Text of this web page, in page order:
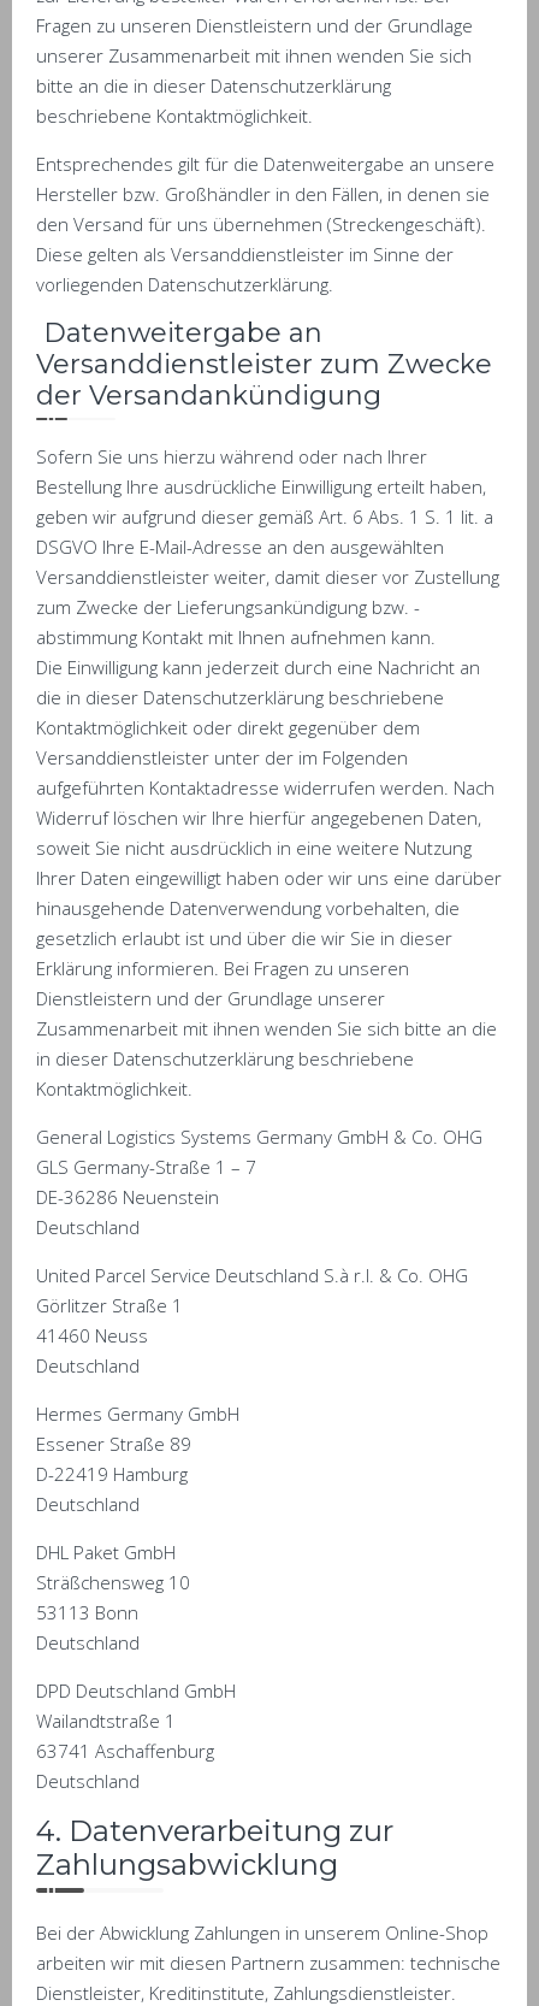
Fragen zu unseren Dienstleistern und der Grundlage
unserer Zusammenarbeit mit ihnen wenden Sie sich
bitte an die in dieser Datenschutzerklärung
beschriebene Kontaktmöglichkeit.
Entsprechendes gilt für die Datenweitergabe an unsere
Hersteller bzw. Großhändler in den Fällen, in denen sie
den Versand für uns übernehmen (Streckengeschäft).
Diese gelten als Versanddienstleister im Sinne der
vorliegenden Datenschutzerklärung.
Datenweitergabe an
Versanddienstleister zum Zwecke
der Versandankündigung
Sofern Sie uns hierzu während oder nach Ihrer
Bestellung Ihre ausdrückliche Einwilligung erteilt haben,
geben wir aufgrund dieser gemäß Art. 6 Abs. 1 S. 1 lit. a
DSGVO Ihre E-Mail-Adresse an den ausgewählten
Versanddienstleister weiter, damit dieser vor Zustellung
zum Zwecke der Lieferungsankündigung bzw. -
abstimmung Kontakt mit Ihnen aufnehmen kann.
Die Einwilligung kann jederzeit durch eine Nachricht an
die in dieser Datenschutzerklärung beschriebene
Kontaktmöglichkeit oder direkt gegenüber dem
Versanddienstleister unter der im Folgenden
aufgeführten Kontaktadresse widerrufen werden. Nach
Widerruf löschen wir Ihre hierfür angegebenen Daten,
soweit Sie nicht ausdrücklich in eine weitere Nutzung
Ihrer Daten eingewilligt haben oder wir uns eine darüber
hinausgehende Datenverwendung vorbehalten, die
gesetzlich erlaubt ist und über die wir Sie in dieser
Erklärung informieren. Bei Fragen zu unseren
Dienstleistern und der Grundlage unserer
Zusammenarbeit mit ihnen wenden Sie sich bitte an die
in dieser Datenschutzerklärung beschriebene
Kontaktmöglichkeit.
General Logistics Systems Germany GmbH & Co. OHG
GLS Germany-Straße 1 – 7
DE-36286 Neuenstein
Deutschland
United Parcel Service Deutschland S.à r.l. & Co. OHG
Görlitzer Straße 1
41460 Neuss
Deutschland
Hermes Germany GmbH
Essener Straße 89
D-22419 Hamburg
Deutschland
DHL Paket GmbH
Sträßchensweg 10
53113 Bonn
Deutschland
DPD Deutschland GmbH
Wailandtstraße 1
63741 Aschaffenburg
Deutschland
4. Datenverarbeitung zur
Zahlungsabwicklung
Bei der Abwicklung Zahlungen in unserem Online-Shop
arbeiten wir mit diesen Partnern zusammen: technische
Dienstleister, Kreditinstitute, Zahlungsdienstleister.